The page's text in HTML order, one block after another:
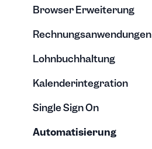
Stundenkonten verstehen
Bearbeitung
Vorlagen
Bearbeitung
Archivierung
Browser Erweiterung
Rechnungsanwendungen
Lohnbuchhaltung
Kalenderintegration
Single Sign On
Automatisierung